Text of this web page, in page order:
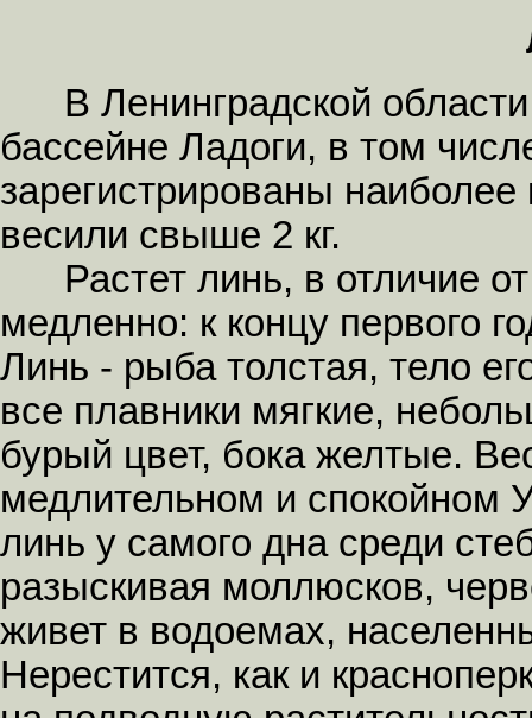
В Ленинградской области
бассейне Ладоги, в том
зарегистрированы
весили свыше 2 кг.
Растет линь, в отличие
медленно: к концу первого
Линь - рыба толстая, тело
все плавники мягкие,
бурый цвет, бока желтые.
медлительном и спокойном
линь у самого дна среди
разыскивая моллюсков,
живет в водоемах,
Нерестится, как и